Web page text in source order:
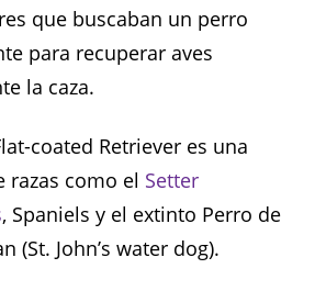
que buscaban un perro
para recuperar aves
la caza.
coated Retriever es una
razas como el Setter
, Spaniels y el extinto Perro de
(St. John’s water dog).